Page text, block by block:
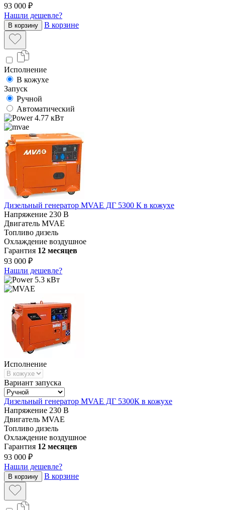
93 000 ₽
Нашли дешевле?
В корзину В корзине
Исполнение
В кожухе
Запуск
Ручной
Автоматический
4.77 кВт
Дизельный генератор MVAE ДГ 5300 К в кожухе
Напряжение 230 В
Двигатель MVAE
Топливо дизель
Охлаждение воздушное
Гарантия 12 месяцев
93 000 ₽
Нашли дешевле?
5.3 кВт
Исполнение
Вариант запуска
Дизельный генератор MVAE ДГ 5300К в кожухе
Напряжение 230 В
Двигатель MVAE
Топливо дизель
Охлаждение воздушное
Гарантия 12 месяцев
93 000 ₽
Нашли дешевле?
В корзину В корзине